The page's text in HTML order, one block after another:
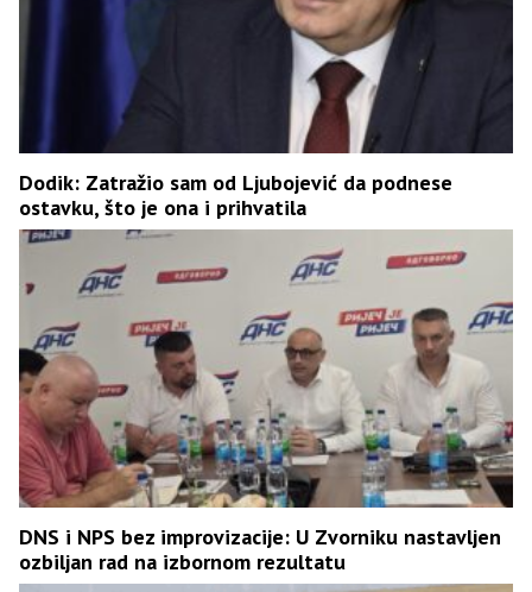
Dodik: Zatražio sam od Ljubojević da podnese
ostavku, što je ona i prihvatila
DNS i NPS bez improvizacije: U Zvorniku nastavljen
ozbiljan rad na izbornom rezultatu